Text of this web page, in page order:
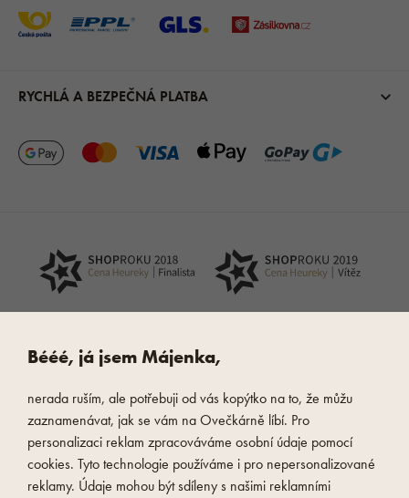
RYCHLÁ A BEZPEČNÁ PLATBA
Bééé, já jsem Májenka,
nerada ruším, ale potřebuji od vás kopýtko na to, že můžu
zaznamenávat, jak se vám na Ovečkárně líbí. Pro
personalizaci reklam zpracováváme osobní údaje pomocí
cookies. Tyto technologie používáme i pro nepersonalizované
reklamy. Údaje mohou být sdíleny s našimi reklamními